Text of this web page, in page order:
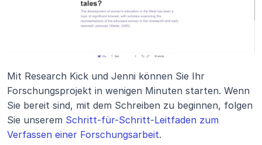
Mit Research Kick und Jenni können Sie Ihr
Forschungsprojekt in wenigen Minuten starten. Wenn
Sie bereit sind, mit dem Schreiben zu beginnen, folgen
Sie unserem Schritt-für-Schritt-Leitfaden zum
Verfassen einer Forschungsarbeit.